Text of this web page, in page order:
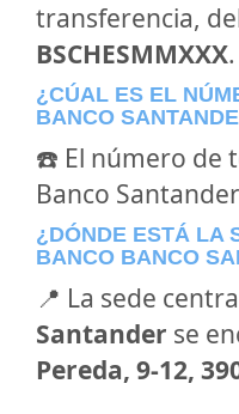
transferencia,
BSCHESMMXXX.
¿CÚAL ES EL
BANCO
☎️ El número de
Banco
¿DÓNDE ESTÁ LA
BANCO BANCO
📍 La sede
Santander se
Pereda, 9-12,